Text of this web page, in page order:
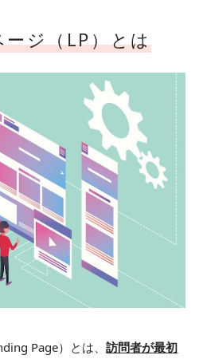
ジ（LP）とは
Page）とは、訪問者が最初